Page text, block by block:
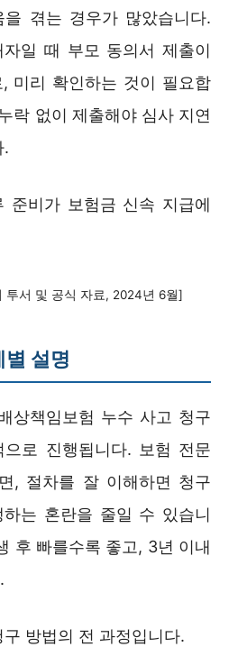
겪는 경우가 많았습니다.
일 때 부모 동의서 제출이
미리 확인하는 것이 필요합
락 없이 제출해야 심사 지연
.
준비가 보험금 신속 지급에
투서 및 공식 자료, 2024년 6월]
별 설명
상책임보험 누수 사고 청구
로 진행됩니다. 보험 전문
, 절차를 잘 이해하면 청구
는 혼란을 줄일 수 있습니
후 빠를수록 좋고, 3년 이내
방법의 전 과정입니다.